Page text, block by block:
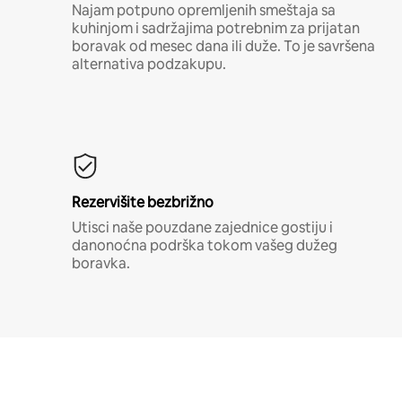
Najam potpuno opremljenih smeštaja sa
kuhinjom i sadržajima potrebnim za prijatan
boravak od mesec dana ili duže. To je savršena
alternativa podzakupu.
Rezervišite bezbrižno
Utisci naše pouzdane zajednice gostiju i
danonoćna podrška tokom vašeg dužeg
boravka.